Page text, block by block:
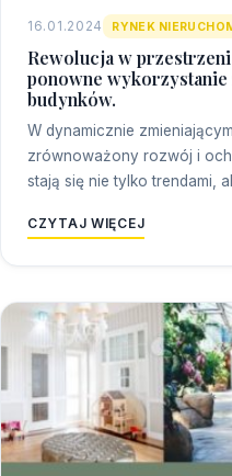
16.01.2024 RYNEK
Rewolucja w
ponowne
budynków.
W dynamicznie
zrównoważony rozwój i
stają się nie tylko trendami,
CZYTAJ WIĘCEJ